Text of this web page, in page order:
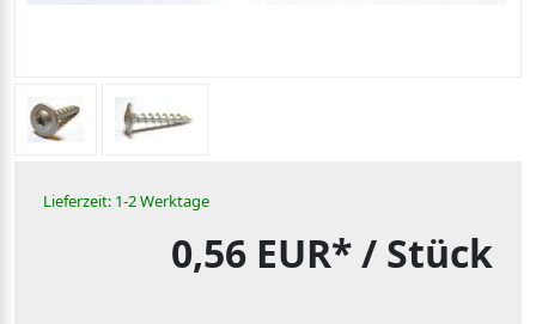
Lieferzeit: 1-2 Werktage
0,56 EUR*/ Stück